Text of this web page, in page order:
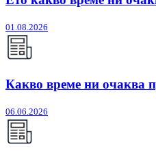
01.08.2026
Какво време ни очаква
06.06.2026